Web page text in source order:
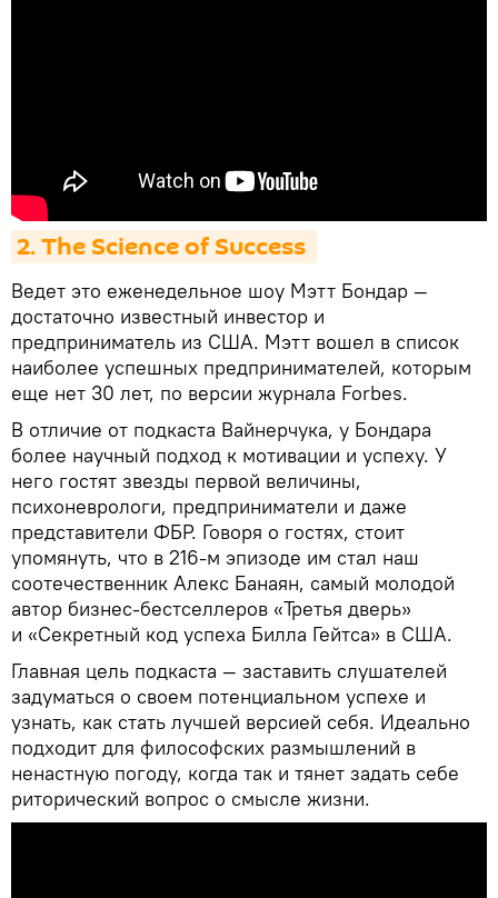
2. The Science of Success
Ведет это еженедельное шоу Мэтт Бондар —
достаточно известный инвестор и
предприниматель из США. Мэтт вошел в список
наиболее успешных предпринимателей, которым
еще нет 30 лет, по версии журнала Forbes.
В отличие от подкаста Вайнерчука, у Бондара
более научный подход к мотивации и успеху. У
него гостят звезды первой величины,
психоневрологи, предприниматели и даже
представители ФБР. Говоря о гостях, стоит
упомянуть, что в 216-м эпизоде им стал наш
соотечественник Алекс Банаян, самый молодой
автор бизнес-бестселлеров «Третья дверь»
и «Секретный код успеха Билла Гейтса» в США.
Главная цель подкаста — заставить слушателей
задуматься о своем потенциальном успехе и
узнать, как стать лучшей версией себя. Идеально
подходит для философских размышлений в
ненастную погоду, когда так и тянет задать себе
риторический вопрос о смысле жизни.